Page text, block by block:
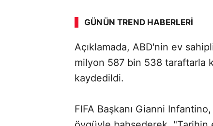
GÜNÜN TREND HABERLERI
SÖZCÜ SON DAKİKA
Açıklamada, ABD'nin ev
milyon 587 bin 538 taraftarla
kaydedildi.
FIFA Başkanı Gianni